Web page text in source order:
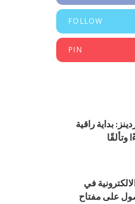
FOLLOW
PIN
بداية راقية
وتألقًا
في
على مفتاح